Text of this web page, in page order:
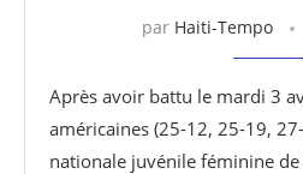
par Haiti-Tempo
Après avoir battu le mardi 3
américaines (25-12, 25-19,
nationale juvénile féminine